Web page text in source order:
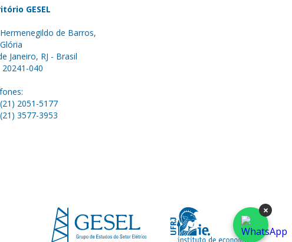
GESEL
de Barros,
Janeiro, RJ - Brasil
20241-040
2051-5177
3577-3953
×